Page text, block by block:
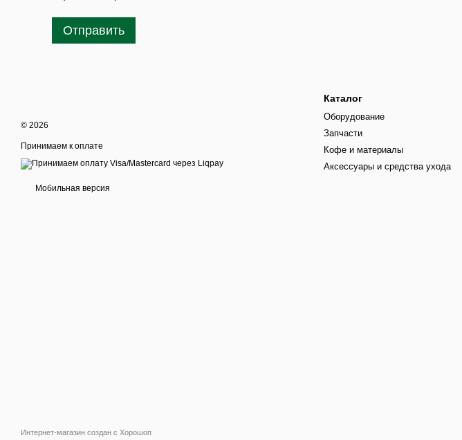
Отправить
© 2026
Принимаем к оплате
Мобильная версия
Интернет-магазин создан с Хорошоп
Каталог
Оборудование
Запчасти
Кофе и материалы
Аксессуары и средства ухода